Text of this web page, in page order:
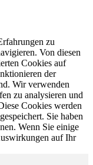
zu
Von diesen
Cookies auf
der
Wir verwenden
zu analysieren und
Cookies werden
Sie haben
Wenn Sie einige
auf Ihr